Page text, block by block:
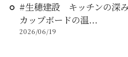
#生穂建設 キッチンの深み
カップボードの温...
2026/06/19